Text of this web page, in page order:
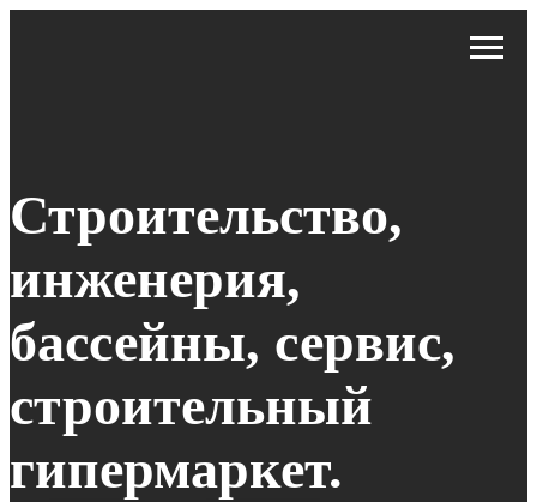
Строительство,
инженерия,
бассейны, сервис,
строительный
гипермаркет.